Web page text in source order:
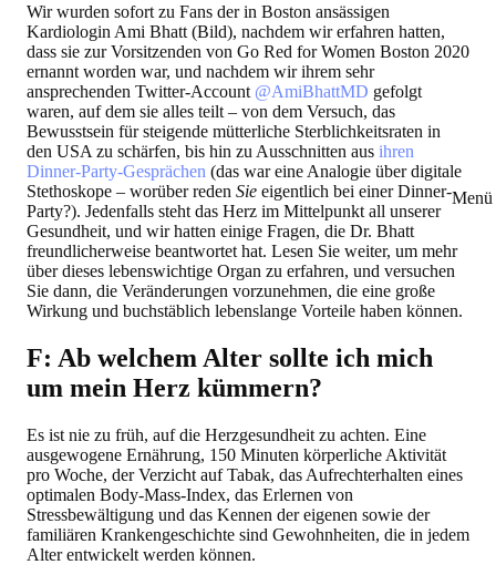
Menü
Wir wurden sofort zu Fans der in Boston ansässigen
Kardiologin Ami Bhatt (Bild), nachdem wir erfahren hatten,
dass sie zur Vorsitzenden von Go Red for Women Boston 2020
ernannt worden war, und nachdem wir ihrem sehr
ansprechenden Twitter-Account @AmiBhattMD gefolgt
waren, auf dem sie alles teilt – von dem Versuch, das
Bewusstsein für steigende mütterliche Sterblichkeitsraten in
den USA zu schärfen, bis hin zu Ausschnitten aus ihren
Dinner-Party-Gesprächen (das war eine Analogie über digitale
Stethoskope – worüber reden Sie eigentlich bei einer Dinner-
Party?). Jedenfalls steht das Herz im Mittelpunkt all unserer
Gesundheit, und wir hatten einige Fragen, die Dr. Bhatt
freundlicherweise beantwortet hat. Lesen Sie weiter, um mehr
über dieses lebenswichtige Organ zu erfahren, und versuchen
Sie dann, die Veränderungen vorzunehmen, die eine große
Wirkung und buchstäblich lebenslange Vorteile haben können.
F: Ab welchem Alter sollte ich mich
um mein Herz kümmern?
Es ist nie zu früh, auf die Herzgesundheit zu achten. Eine
ausgewogene Ernährung, 150 Minuten körperliche Aktivität
pro Woche, der Verzicht auf Tabak, das Aufrechterhalten eines
optimalen Body-Mass-Index, das Erlernen von
Stressbewältigung und das Kennen der eigenen sowie der
familiären Krankengeschichte sind Gewohnheiten, die in jedem
Alter entwickelt werden können.